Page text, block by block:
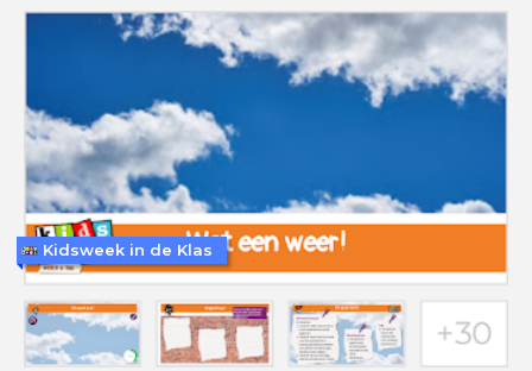
Kidsweek in de Klas